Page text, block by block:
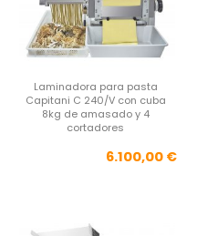
Laminadora para pasta
Capitani C 240/V con cuba
8kg de amasado y 4
cortadores
Precio
6.100,00 €